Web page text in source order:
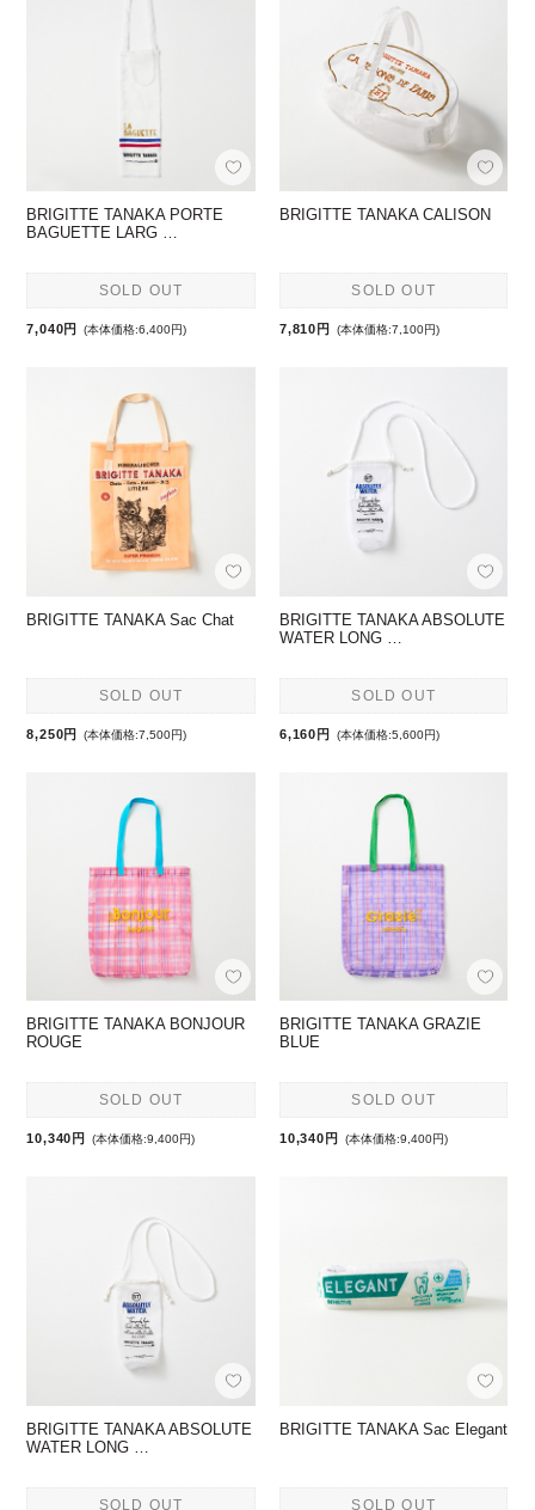
BRIGITTE TANAKA PORTE
BAGUETTE LARG …
SOLD OUT
7,040円 (本体価格:6,400円)
BRIGITTE TANAKA CALISON
SOLD OUT
7,810円 (本体価格:7,100円)
BRIGITTE TANAKA Sac Chat
SOLD OUT
8,250円 (本体価格:7,500円)
BRIGITTE TANAKA ABSOLUTE
WATER LONG …
SOLD OUT
6,160円 (本体価格:5,600円)
BRIGITTE TANAKA BONJOUR
ROUGE
SOLD OUT
10,340円 (本体価格:9,400円)
BRIGITTE TANAKA GRAZIE
BLUE
SOLD OUT
10,340円 (本体価格:9,400円)
BRIGITTE TANAKA ABSOLUTE
WATER LONG …
SOLD OUT
BRIGITTE TANAKA Sac Elegant
SOLD OUT